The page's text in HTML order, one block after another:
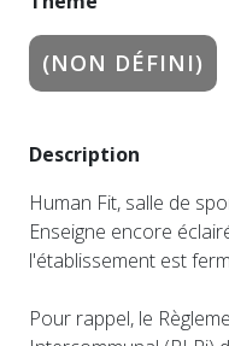
(NON DÉFINI)
Description
Human Fit, salle de
Enseigne encore
l'établissement est
Pour rappel, le